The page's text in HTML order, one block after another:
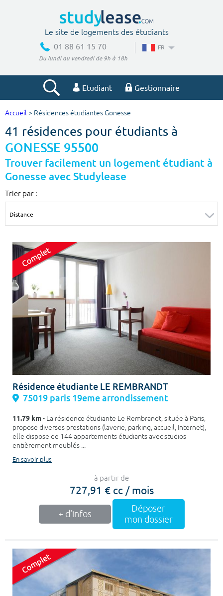
Le site de logements des étudiants
01 88 61 15 70
Du lundi au vendredi de 9h à 18h
FR
Etudiant Gestionnaire
Votre recherche
Ville, école
m²
Type de location
Votre date d'entrée
Chercher
Accueil > Résidences étudiantes Gonesse
41 résidences pour étudiants à
GONESSE 95500
Trouver facilement un logement étudiant à
Gonesse avec Studylease
Trier par :
Résidence étudiante LE REMBRANDT
75019 paris 19eme arrondissement
11.79 km- La résidence étudiante Le Rembrandt, située à Paris,
propose diverses prestations (laverie, parking, accueil, Internet),
elle dispose de 144 appartements étudiants avec studios
entièrement meublés ...
En savoir plus
à partir de
727,91 € cc / mois
+ d'infos
Déposer
mon dossier